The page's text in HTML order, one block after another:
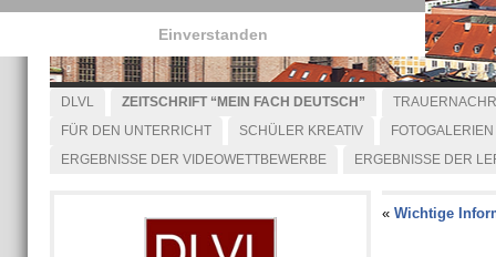
Einverstanden
DLVL ZEITSCHRIFT “MEIN FACH DEUTSCH”
FÜR DEN UNTERRICHT
SCHÜLER KREATIV
FOTOGALERIEN
ERGEBNISSE DER VIDEOWETTBEWERBE
ERGEBNISSE DER
« Wichtige